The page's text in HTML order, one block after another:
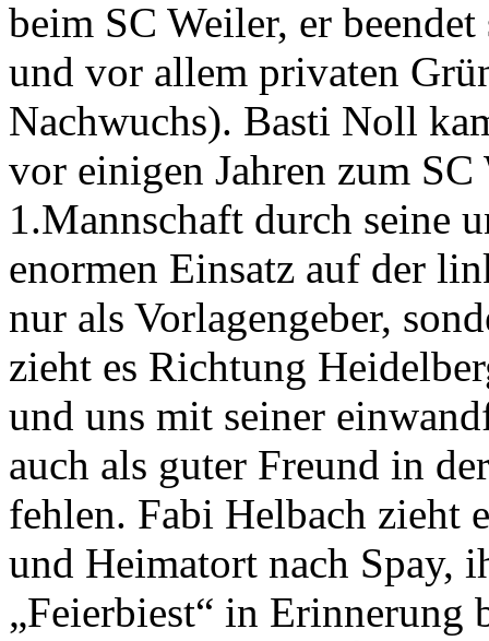
beim SC Weiler, er
und vor allem privaten
Nachwuchs). Basti Noll
vor einigen Jahren zum
1.Mannschaft durch seine
enormen Einsatz auf der
nur als Vorlagengeber,
zieht es Richtung
und uns mit seiner
auch als guter Freund in
fehlen. Fabi Helbach zieht
und Heimatort nach Spay,
„Feierbiest“ in Erinnerung